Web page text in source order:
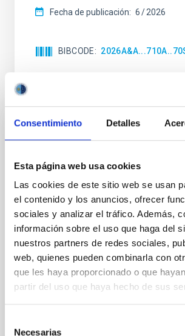
Consentimiento Detalles
Esta página web usa cookies
Las cookies de este sitio web se usan
el contenido y los anuncios, ofrecer
sociales y analizar el tráfico. Además,
información sobre el uso que haga del
nuestros partners de redes sociales,
web, quienes pueden combinarla con
que les haya proporcionado o que
partir del uso que haya hecho de sus
Necesarias
Fecha de publicación: 6 2026
BIBCODE
interferograms for calibration
Context. The CarbON [CII] line in post-
ReionisaTiOn epoch (CONCERTO)
low-resolution mapping Fourier-
spectrometer based on lumped-
inductance detector (LEKID)
operated at 130-310 GHz. It was
meter APEX telescope in Chile in April
operated until
Lundgren, A. et al.